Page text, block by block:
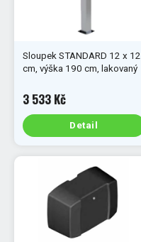
Sloupek STANDARD 12 x 12
cm, výška 190 cm, lakovaný
3 533 Kč
Detail